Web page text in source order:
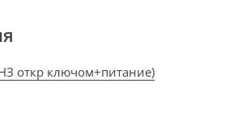
откр ключом+питание)